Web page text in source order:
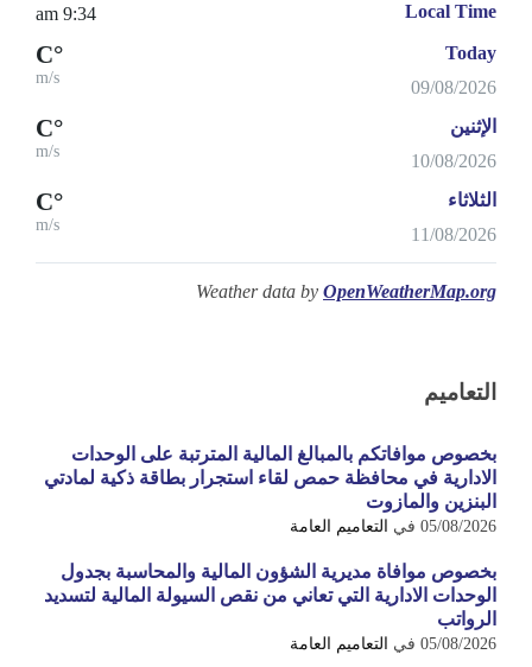
Local Time
9:34 am
Today
09/08/2026
°C
m/s
الإثنين
10/08/2026
°C
m/s
الثلاثاء
11/08/2026
°C
m/s
Weather data by OpenWeatherMap.org
التعاميم
بخصوص موافاتكم بالمبالغ المالية المترتبة على الوحدات
الادارية في محافظة حمص لقاء استجرار بطاقة ذكية لمادتي
البنزين والمازوت
05/08/2026 في التعاميم العامة
بخصوص موافاة مديرية الشؤون المالية والمحاسبة بجدول
الوحدات الادارية التي تعاني من نقص السيولة المالية لتسديد
الرواتب
05/08/2026 في التعاميم العامة